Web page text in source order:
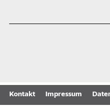
Kontakt Impressum